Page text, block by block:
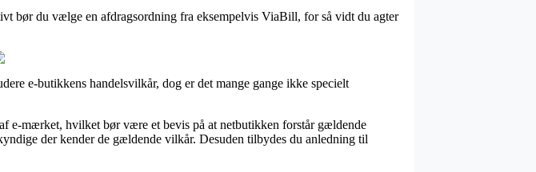
bør du vælge en afdragsordning fra eksempelvis ViaBill, for så vidt du agter
e-butikkens handelsvilkår, dog er det mange gange ikke specielt
e-mærket, hvilket bør være et bevis på at netbutikken forstår gældende
der kender de gældende vilkår. Desuden tilbydes du anledning til